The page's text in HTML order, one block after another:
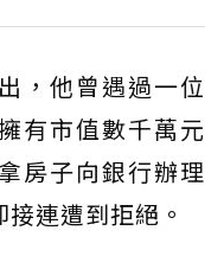
，他曾遇過一位
有市值數千萬元
房子向銀行辦理
連遭到拒絕。